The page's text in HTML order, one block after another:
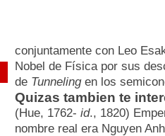
conjuntamente con Leo
Nobel de Física por sus
de Tunnelingen los
Quizas tambien te
(Hue, 1762- id., 1820)
nombre real era Nguyen